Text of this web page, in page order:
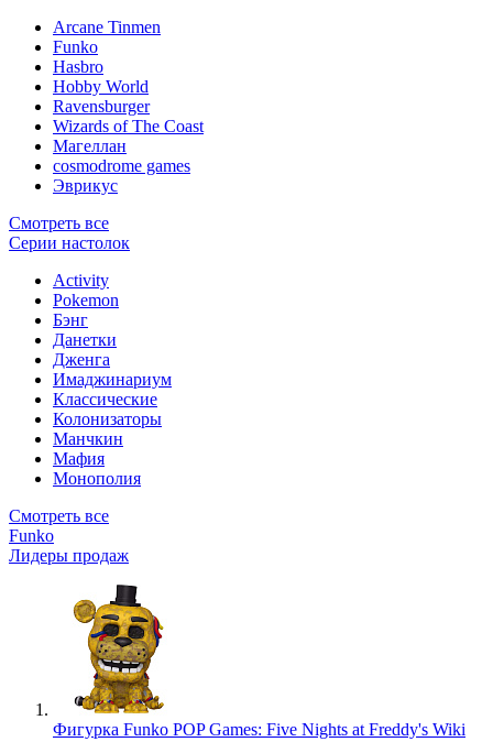
Arcane Tinmen
Funko
Hasbro
Hobby World
Ravensburger
Wizards of The Coast
Магеллан
сosmodrome games
Эврикус
Смотреть все
Серии настолок
Activity
Pokemon
Бэнг
Данетки
Дженга
Имаджинариум
Классические
Колонизаторы
Манчкин
Мафия
Монополия
Смотреть все
Funko
Лидеры продаж
Фигурка Funko POP Games: Five Nights at Freddy's Wiki